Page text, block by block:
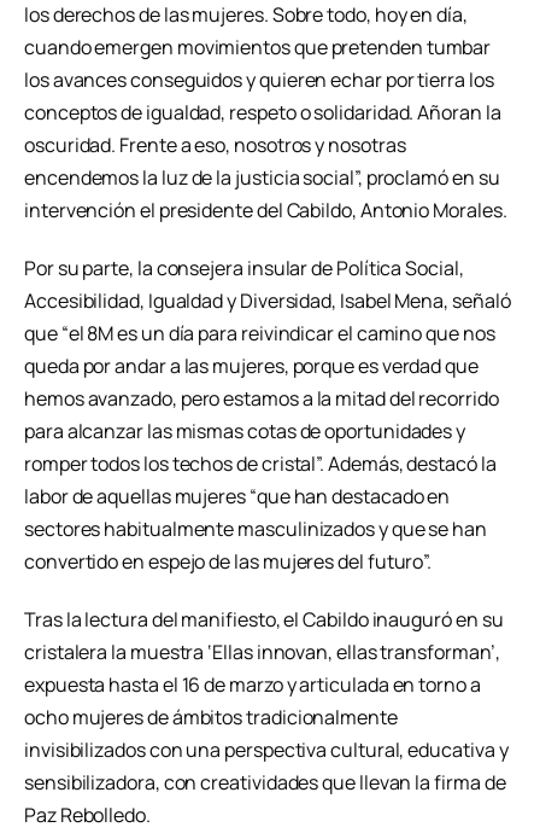
los derechos de las mujeres. Sobre todo, hoy en día,
cuando emergen movimientos que pretenden tumbar
los avances conseguidos y quieren echar por tierra los
conceptos de igualdad, respeto o solidaridad. Añoran la
oscuridad. Frente a eso, nosotros y nosotras
encendemos la luz de la justicia social”, proclamó en su
intervención el presidente del Cabildo, Antonio Morales.
Por su parte, la consejera insular de Política Social,
Accesibilidad, Igualdad y Diversidad, Isabel Mena, señaló
que “el 8M es un día para reivindicar el camino que nos
queda por andar a las mujeres, porque es verdad que
hemos avanzado, pero estamos a la mitad del recorrido
para alcanzar las mismas cotas de oportunidades y
romper todos los techos de cristal”. Además, destacó la
labor de aquellas mujeres “que han destacado en
sectores habitualmente masculinizados y que se han
convertido en espejo de las mujeres del futuro”.
Tras la lectura del manifiesto, el Cabildo inauguró en su
cristalera la muestra ‘Ellas innovan, ellas transforman’,
expuesta hasta el 16 de marzo y articulada en torno a
ocho mujeres de ámbitos tradicionalmente
invisibilizados con una perspectiva cultural, educativa y
sensibilizadora, con creatividades que llevan la firma de
Paz Rebolledo.